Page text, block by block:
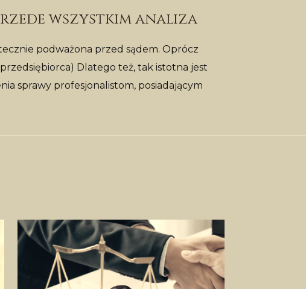
wszystkim analiza
podważona przed sądem. Oprócz
Dlatego też, tak istotna jest
sprawy profesjonalistom, posiadającym